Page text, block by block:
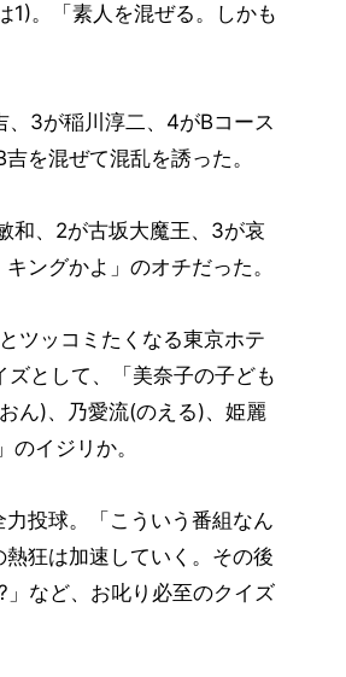
1)。「素人を混ぜる。しかも
、3が稲川淳二、4がBコース
を混ぜて混乱を誘った。
和、2が古坂大魔王、3が哀
ングかよ」のオチだった。
ツッコミたくなる東京ホテ
として、「美奈子の子ども
ん)、乃愛流(のえる)、姫麗
イジリか。
投球。「こういう番組なん
狂は加速していく。その後
など、お叱り必至のクイズ